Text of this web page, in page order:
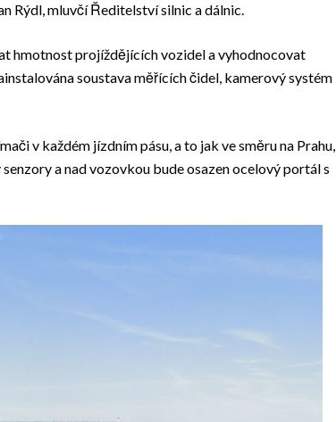
Rýdl, mluvčí Ředitelství silnic a dálnic.
hmotnost projíždějících vozidel a vyhodnocovat
soustava měřících čidel, kamerový systém
v každém jízdním pásu, a to jak ve směru na Prahu,
a nad vozovkou bude osazen ocelový portál s